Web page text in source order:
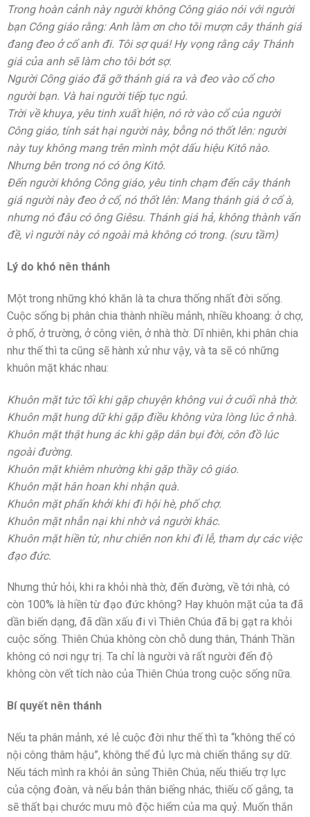
Trong hoàn cảnh này người không Công giáo nói với người
bạn Công giáo rằng: Anh làm ơn cho tôi mượn cây thánh giá
đang đeo ở cổ anh đi. Tôi sợ quá! Hy vọng rằng cây Thánh
giá của anh sẽ làm cho tôi bớt sợ.
Người Công giáo đã gỡ thánh giá ra và đeo vào cổ cho
người bạn. Và hai người tiếp tục ngủ.
Trời về khuya, yêu tinh xuất hiện, nó rờ vào cổ của người
Công giáo, tính sát hại người này, bỗng nó thốt lên: người
này tuy không mang trên mình một dấu hiệu Kitô nào.
Nhưng bên trong nó có ông Kitô.
Đến người không Công giáo, yêu tinh chạm đến cây thánh
giá người này đeo ở cổ, nó thốt lên: Mang thánh giá ở cổ à,
nhưng nó đâu có ông Giêsu. Thánh giá hả, không thành vấn
đề, vì người này có ngoài mà không có trong. (sưu tầm)
Lý do khó nên thánh
Một trong những khó khăn là ta chưa thống nhất đời sống.
Cuộc sống bị phân chia thành nhiều mảnh, nhiều khoang: ở chợ,
ở phố, ở trường, ở công viên, ở nhà thờ. Dĩ nhiên, khi phân chia
như thế thì ta cũng sẽ hành xử như vậy, và ta sẽ có những
khuôn mặt khác nhau:
Khuôn mặt tức tối khi gặp chuyện không vui ở cuối nhà thờ.
Khuôn mặt hung dữ khi gặp điều không vừa lòng lúc ở nhà.
Khuôn mặt thật hung ác khi gặp dân bụi đời, côn đồ lúc
ngoài đường.
Khuôn mặt khiêm nhường khi gặp thầy cô giáo.
Khuôn mặt hân hoan khi nhận quà.
Khuôn mặt phấn khởi khi đi hội hè, phố chợ.
Khuôn mặt nhẫn nại khi nhờ vả người khác.
Khuôn mặt hiền từ, như chiên non khi đi lễ, tham dự các việc
đạo đức.
Nhưng thử hỏi, khi ra khỏi nhà thờ, đến đường, về tới nhà, có
còn 100% là hiền từ đạo đức không? Hay khuôn mặt của ta đã
dần biến dạng, đã dần xấu đi vì Thiên Chúa đã bị gạt ra khỏi
cuộc sống. Thiên Chúa không còn chỗ dung thân, Thánh Thần
không có nơi ngự trị. Ta chỉ là người và rất người đến độ
không còn vết tích nào của Thiên Chúa trong cuộc sống nữa.
Bí quyết nên thánh
Nếu ta phân mảnh, xé lẻ cuộc đời như thế thì ta “không thể có
nội công thâm hậu”, không thể đủ lực mà chiến thắng sự dữ.
Nếu tách mình ra khỏi ân sủng Thiên Chúa, nếu thiếu trợ lực
của cộng đoàn, và nếu bản thân biếng nhác, thiếu cố gắng, ta
sẽ thất bại chước mưu mô độc hiểm của ma quỷ. Muốn thắn